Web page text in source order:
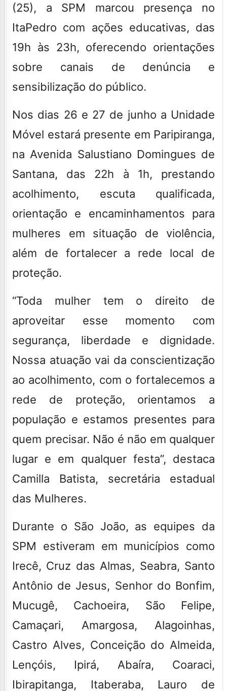
(25), a SPM marcou presença no
ItaPedro com ações educativas, das
19h às 23h, oferecendo orientações
sobre canais de denúncia e
sensibilização do público.
Nos dias 26 e 27 de junho a Unidade
Móvel estará presente em Paripiranga,
na Avenida Salustiano Domingues de
Santana, das 22h à 1h, prestando
acolhimento, escuta qualificada,
orientação e encaminhamentos para
mulheres em situação de violência,
além de fortalecer a rede local de
proteção.
“Toda mulher tem o direito de
aproveitar esse momento com
segurança, liberdade e dignidade.
Nossa atuação vai da conscientização
ao acolhimento, com o fortalecemos a
rede de proteção, orientamos a
população e estamos presentes para
quem precisar. Não é não em qualquer
lugar e em qualquer festa”, destaca
Camilla Batista, secretária estadual
das Mulheres.
Durante o São João, as equipes da
SPM estiveram em municípios como
Irecê, Cruz das Almas, Seabra, Santo
Antônio de Jesus, Senhor do Bonfim,
Mucugê, Cachoeira, São Felipe,
Camaçari, Amargosa, Alagoinhas,
Castro Alves, Conceição do Almeida,
Lençóis, Ipirá, Abaíra, Coaraci,
Ibirapitanga, Itaberaba, Lauro de